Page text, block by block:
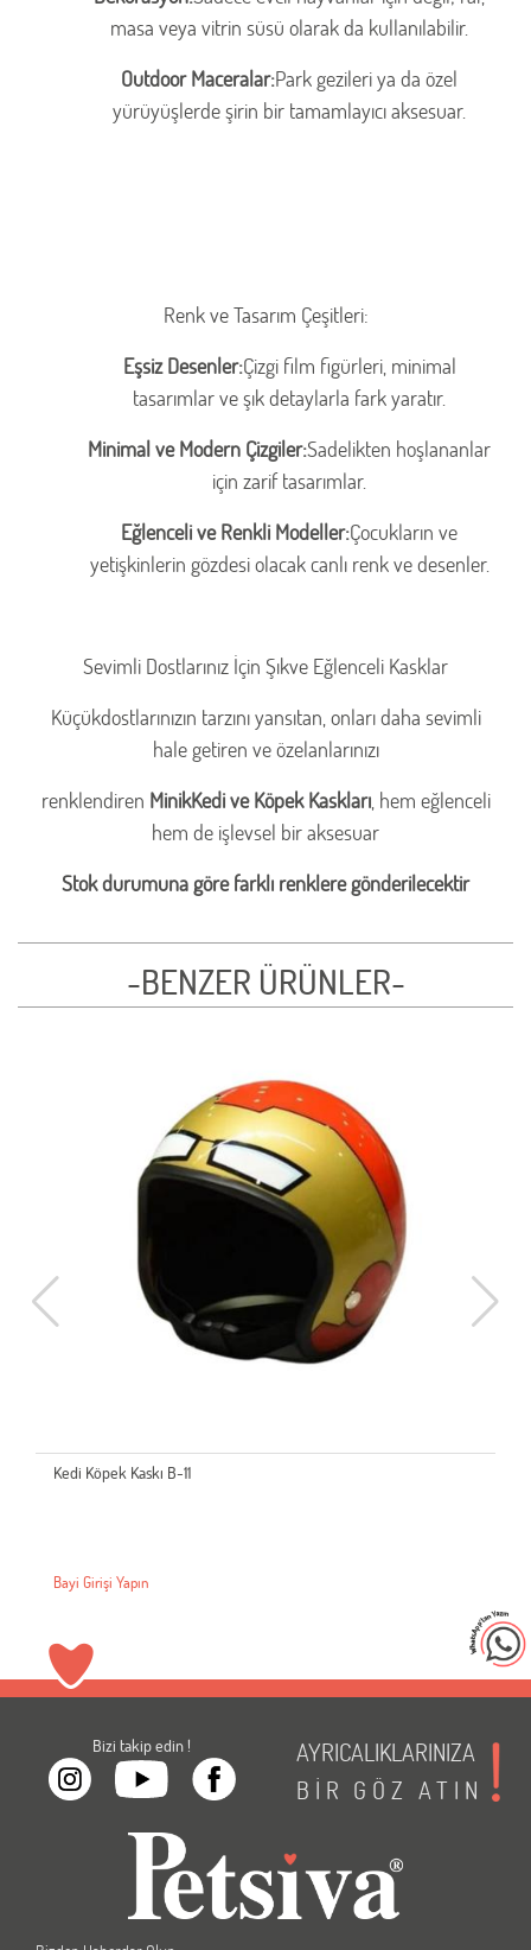
masa veya vitrin süsü olarak da kullanılabilir.
Outdoor Maceralar:Park gezileri ya da özel
yürüyüşlerde şirin bir tamamlayıcı aksesuar.
Renk ve Tasarım Çeşitleri:
Eşsiz Desenler:Çizgi film figürleri, minimal
tasarımlar ve şık detaylarla fark yaratır.
Minimal ve Modern Çizgiler:Sadelikten hoşlananlar
için zarif tasarımlar.
Eğlenceli ve Renkli Modeller:Çocukların ve
yetişkinlerin gözdesi olacak canlı renk ve desenler.
Sevimli Dostlarınız İçin Şıkve Eğlenceli Kasklar
Küçükdostlarınızın tarzını yansıtan, onları daha sevimli
hale getiren ve özelanlarınızı
renklendiren MinikKedi ve Köpek Kaskları, hem eğlenceli
hem de işlevsel bir aksesuar
Stok durumuna göre farklı renklere gönderilecektir
-BENZER ÜRÜNLER-
Kedi Köpek Kaskı B-11
Bayi Girişi Yapın
Bizi takip edin !
AYRICALIKLARINIZA
BİR GÖZ ATIN